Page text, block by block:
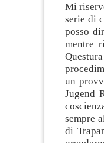
Mi
serie di
posso
mentre
un
Jugend
sempre
di